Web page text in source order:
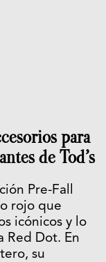
para
de Tod’s
Pre-Fall
rojo que
icónicos y lo
Red Dot. En
su